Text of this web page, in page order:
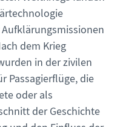
dem Krieg
in der zivilen
Passagierflüge, die
oder als
der Geschichte